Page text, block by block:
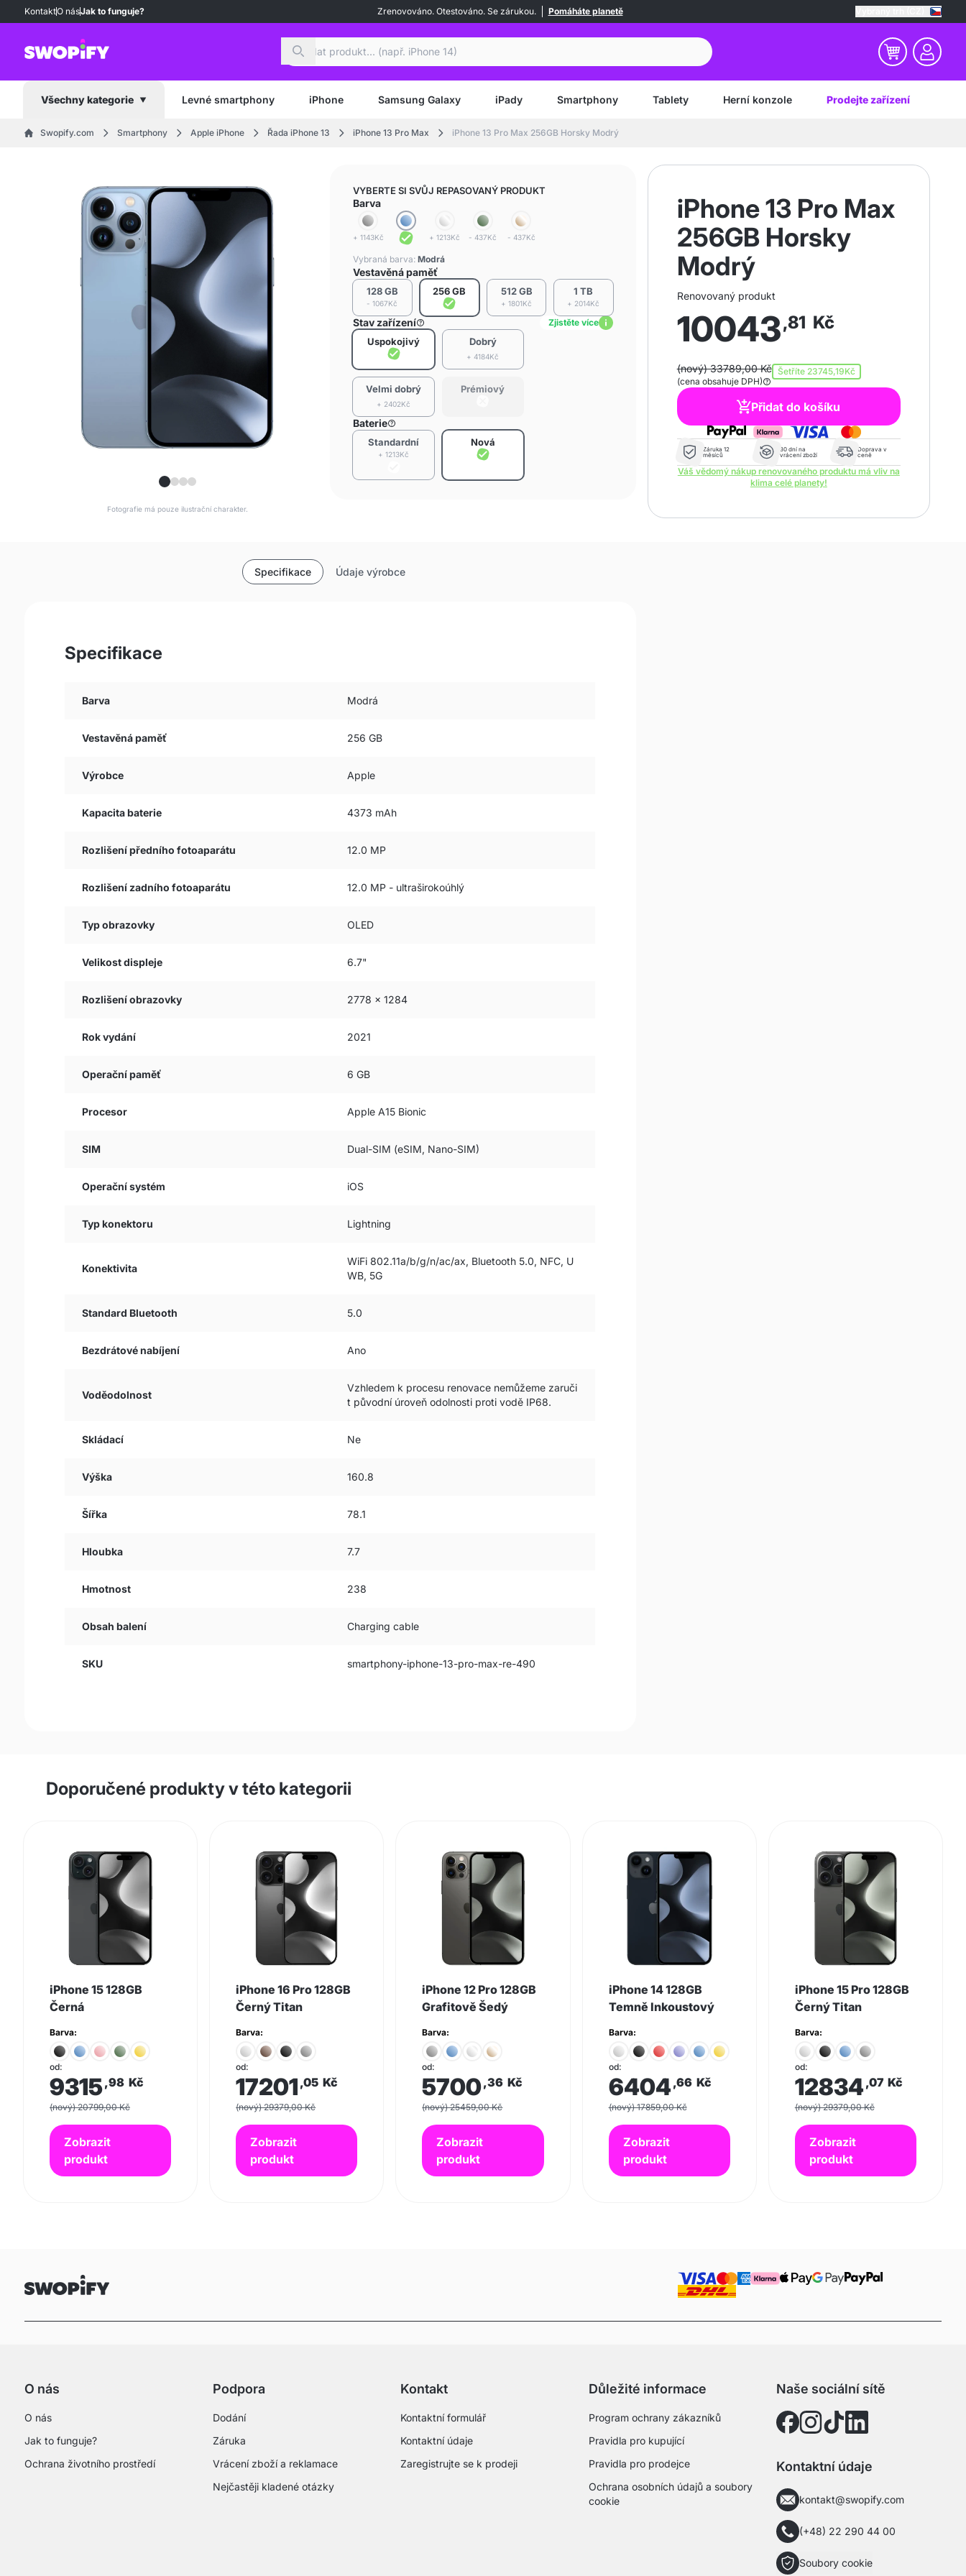
KontaktO násJak to funguje? Zrenovováno. Otestováno. Se zárukou. Pomáháte planetě
Všechny kategorie Levné smartphony iPhone Samsung Galaxy iPady Smartphony Tablety Herní konzole Prodejte zařízení
Swopify.com Smartphony Apple iPhone Řada iPhone 13 iPhone 13 Pro Max iPhone 13 Pro Max 256GB Horsky Modrý
Fotografie má pouze ilustrační charakter.
VYBERTE SI SVŮJ REPASOVANÝ PRODUKT
Barva
+ 1143Kč + 1213Kč - 437Kč - 437Kč
Vybraná barva:Modrá
Vestavěná paměť
128 GB
- 1067Kč
256 GB 512 GB
+ 1801Kč
1 TB
+ 2014Kč
Stav zařízení Zjistěte více
Uspokojivý Dobrý
+ 4184Kč
Velmi dobrý
+ 2402Kč
Prémiový
Baterie
Standardní
+ 1213Kč
Nová
Specifikace Údaje výrobce
Specifikace
Barva Modrá
Vestavěná paměť 256 GB
Výrobce Apple
Kapacita baterie 4373 mAh
Rozlišení předního fotoaparátu 12.0 MP
Rozlišení zadního fotoaparátu 12.0 MP - ultraširokoúhlý
Typ obrazovky OLED
Velikost displeje 6.7"
Rozlišení obrazovky 2778 x 1284
Rok vydání 2021
Operační paměť 6 GB
Procesor Apple A15 Bionic
SIM Dual-SIM (eSIM, Nano-SIM)
Operační systém iOS
Typ konektoru Lightning
Konektivita
WiFi 802.11a/b/g/n/ac/ax, Bluetooth 5.0, NFC, U
WB, 5G
Standard Bluetooth 5.0
Bezdrátové nabíjení Ano
Voděodolnost
Vzhledem k procesu renovace nemůžeme zaruči
t původní úroveň odolnosti proti vodě IP68.
Skládací Ne
Výška 160.8
Šířka 78.1
Hloubka 7.7
Hmotnost 238
Obsah balení Charging cable
SKU smartphony-iphone-13-pro-max-re-490
iPhone 13 Pro Max
256GB Horsky
Modrý
Renovovaný produkt
10043,81 Kč
(nový) 33789,00 Kč
(cena obsahuje DPH)
Šetříte 23745,19Kč
Přidat do košíku
Záruka 12
měsíců
30 dní na
vrácení zboží
Doprava v
ceně
Váš vědomý nákup renovovaného produktu má vliv na
klima celé planety!
Doporučené produkty v této kategorii
iPhone 15 128GB
Černá
Barva:
od:
9315,98 Kč
(nový) 20799,00 Kč
Zobrazit
produkt
iPhone 16 Pro 128GB
Černý Titan
Barva:
od:
17201 ,05 Kč
(nový) 29379,00 Kč
Zobrazit
produkt
iPhone 12 Pro 128GB
Grafitově Šedý
Barva:
od:
5700,36 Kč
(nový) 25459,00 Kč
Zobrazit
produkt
iPhone 14 128GB
Temně Inkoustový
Barva:
od:
6404 ,66 Kč
(nový) 17859,00 Kč
Zobrazit
produkt
iPhone 15 Pro 128GB
Černý Titan
Barva:
od:
12834 ,07 Kč
(nový) 29379,00 Kč
Zobrazit
produkt
O nás
O nás
Jak to funguje?
Ochrana životního prostředí
Podpora
Dodání
Záruka
Vrácení zboží a reklamace
Nejčastěji kladené otázky
Kontakt
Kontaktní formulář
Kontaktní údaje
Zaregistrujte se k prodeji
Důležité informace
Program ochrany zákazníků
Pravidla pro kupující
Pravidla pro prodejce
Ochrana osobních údajů a soubory
cookie
Naše sociální sítě
Kontaktní údaje
kontakt@swopify.com
(+48) 22 290 44 00
Soubory cookie